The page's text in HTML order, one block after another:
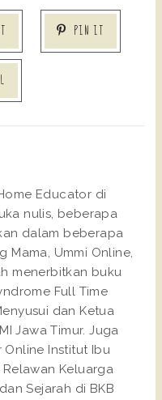
PIN IT
Educator di
nulis, beberapa
dalam beberapa
Mama, Ummi Online,
menerbitkan buku
Full Time
dan Ketua
Jawa Timur. Juga
Institut Ibu
Keluarga
Sejarah di BKB